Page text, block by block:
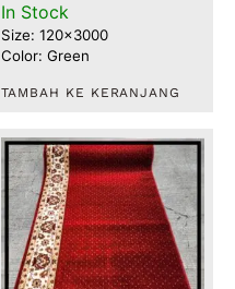
In Stock
Size: 120x3000
Color: Green
TAMBAH KE KERANJANG